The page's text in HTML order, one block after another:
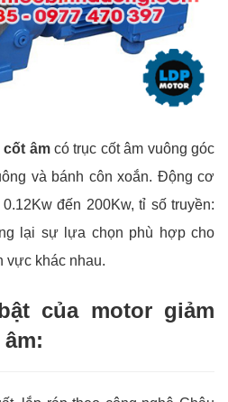
cốt âmcó trục cốt âm vuông góc
và bánh côn xoắn. Động cơ
đến 200Kw, tỉ số truyền:
lại sự lựa chọn phù hợp cho
vực khác nhau.
của motor giảm